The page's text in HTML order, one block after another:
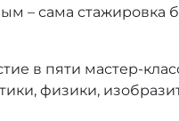
– сама стажировка
в пяти мастер-
физики,